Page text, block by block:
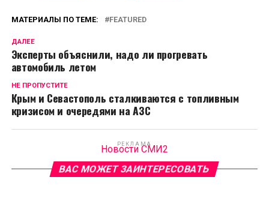
МАТЕРИАЛЫ ПО ТЕМЕ: FEATURED
ДАЛЕЕ
Эксперты объяснили, надо ли прогревать
автомобиль летом
НЕ ПРОПУСТИТЕ
Крым и Севастополь сталкиваются с топливным
кризисом и очередями на АЗС
РЕКЛАМА
Новости СМИ2
ВАС МОЖЕТ ЗАИНТЕРЕСОВАТЬ